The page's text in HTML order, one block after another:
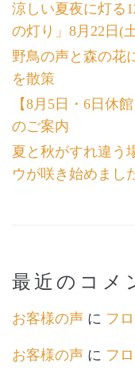
涼しい夏夜に灯る
の灯り」8月22日(
野鳥の声と森の花
を散策
【8月5日・6日休
のご案内
夏と秋がすれ違
ウが咲き始めまし
最近のコメ
お客様の声 に フ
お客様の声 に フ